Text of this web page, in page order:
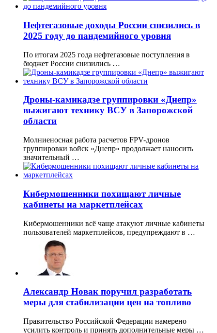
Нефтегазовые доходы России снизились в
2025 году до пандемийного уровня
По итогам 2025 года нефтегазовые поступления в
бюджет России снизились …
Дроны-камикадзе группировки «Днепр»
выжигают технику ВСУ в Запорожской
области
Молниеносная работа расчетов FPV-дронов
группировки войск «Днепр» продолжает наносить
значительный …
Кибермошенники похищают личные
кабинеты на маркетплейсах
Кибермошенники всё чаще атакуют личные кабинеты
пользователей маркетплейсов, предупреждают в …
Александр Новак поручил разработать
меры для стабилизации цен на топливо
Правительство Российской Федерации намерено
усилить контроль и принять дополнительные меры …